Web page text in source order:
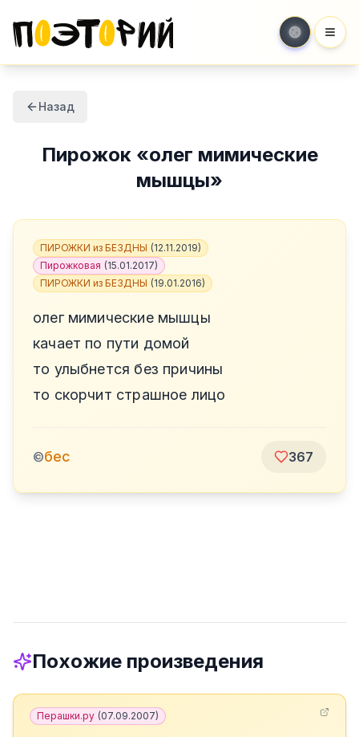
Назад
Пирожок«олег мимические
мышцы»
ПИРОЖКИ из БЕЗДНЫ (12.11.2019)
Пирожковая (15.01.2017)
ПИРОЖКИ из БЕЗДНЫ (19.01.2016)
олег мимические мышцы
качает по пути домой
то улыбнется без причины
то скорчит страшное лицо
©бес 367
Похожие произведения
Перашки.ру (07.09.2007)